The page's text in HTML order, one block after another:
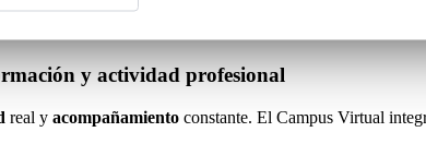
y actividad profesional
real y acompañamiento constante. El Campus Virtual